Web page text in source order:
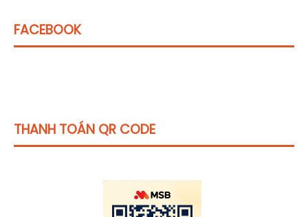
FACEBOOK
THANH TOÁN QR CODE